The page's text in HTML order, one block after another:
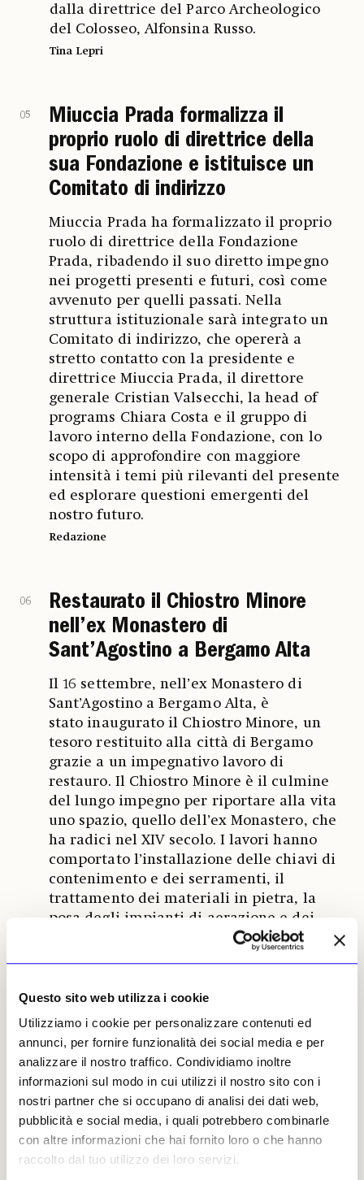
Questo sito web utilizza i cookie
Utilizziamo i cookie per personalizzare contenuti ed
annunci, per fornire funzionalità dei social media e per
analizzare il nostro traffico. Condividiamo inoltre
informazioni sul modo in cui utilizzi il nostro sito con i
nostri partner che si occupano di analisi dei dati web,
pubblicità e social media, i quali potrebbero combinarle
con altre informazioni che hai fornito loro o che hanno
raccolto dal tuo utilizzo dei loro servizi.
dalla direttrice del Parco Archeologico
del Colosseo, Alfonsina Russo.
Tina Lepri
05
Miuccia Prada formalizza il
proprio ruolo di direttrice della
sua Fondazione e istituisce un
Comitato di indirizzo
Miuccia Prada ha formalizzato il proprio
ruolo di direttrice della Fondazione
Prada, ribadendo il suo diretto impegno
nei progetti presenti e futuri, così come
avvenuto per quelli passati. Nella
struttura istituzionale sarà integrato un
Comitato di indirizzo, che opererà a
stretto contatto con la presidente e
direttrice Miuccia Prada, il direttore
generale Cristian Valsecchi, la head of
programs Chiara Costa e il gruppo di
lavoro interno della Fondazione, con lo
scopo di approfondire con maggiore
intensità i temi più rilevanti del presente
ed esplorare questioni emergenti del
nostro futuro.
Redazione
06
Restaurato il Chiostro Minore
nell’ex Monastero di
Sant’Agostino a Bergamo Alta
Il 16 settembre, nell’ex Monastero di
Sant’Agostino a Bergamo Alta, è
stato inaugurato il Chiostro Minore, un
tesoro restituito alla città di Bergamo
grazie a un impegnativo lavoro di
restauro. Il Chiostro Minore è il culmine
del lungo impegno per riportare alla vita
uno spazio, quello dell’ex Monastero, che
ha radici nel XIV secolo. I lavori hanno
comportato l’installazione delle chiavi di
contenimento e dei serramenti, il
trattamento dei materiali in pietra, la
posa degli impianti di aerazione e dei
pavimenti e il restauro degli affreschi.
07
A Venezia una guida turistica ha
segnalato un danno a una statua
di Palazzo Ducale
La mano della statua che rappresenta
«L’abbondanza», sulla scala di Palazzo
Ducale di Venezia, è monca del dito
mignolo. Se ne è accorto la guida turistica